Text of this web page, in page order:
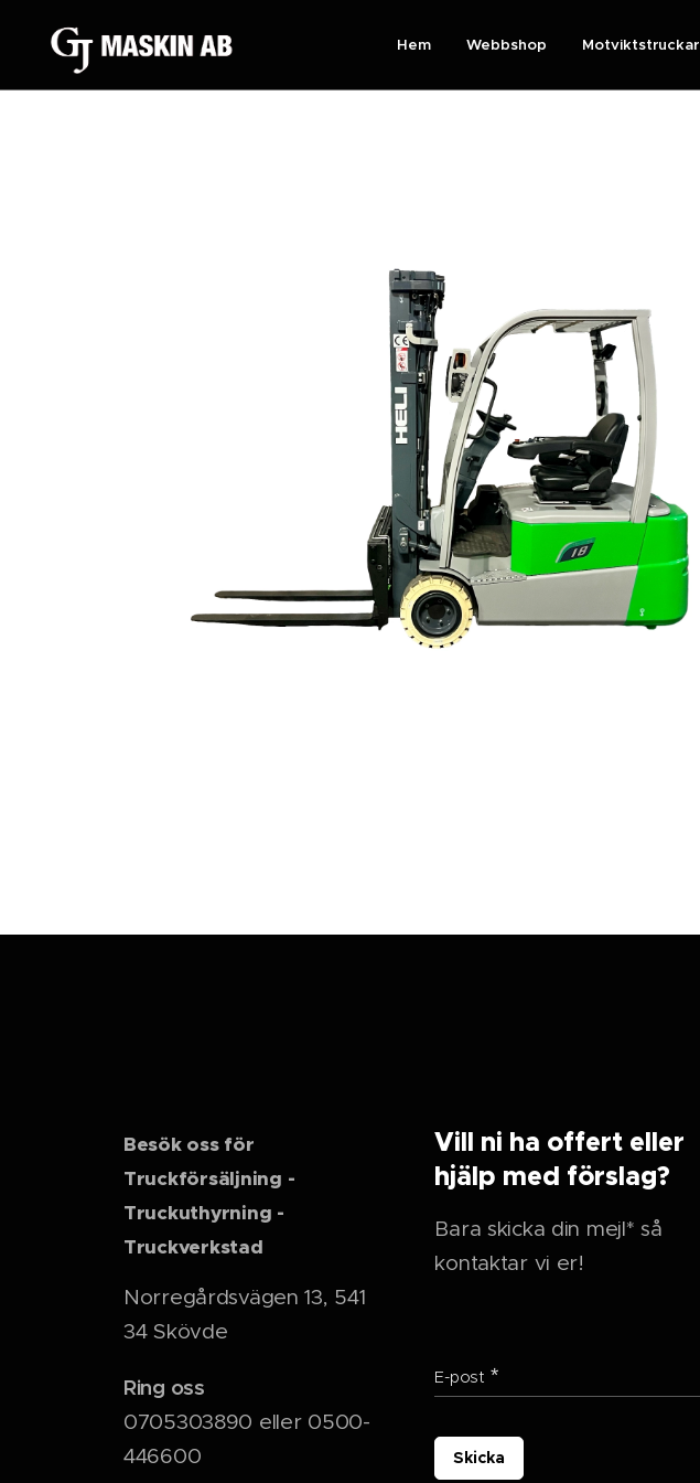
Hem Webbshop Motviktstruckar
Besök oss för
Truckförsäljning -
Truckuthyrning -
Truckverkstad
Norregårdsvägen 13, 541
34 Skövde
Ring oss
0705303890 eller 0500-
446600
Vill ni ha offert eller
hjälp med förslag?
Bara skicka din mejl* så
kontaktar vi er!
E-post
Skicka